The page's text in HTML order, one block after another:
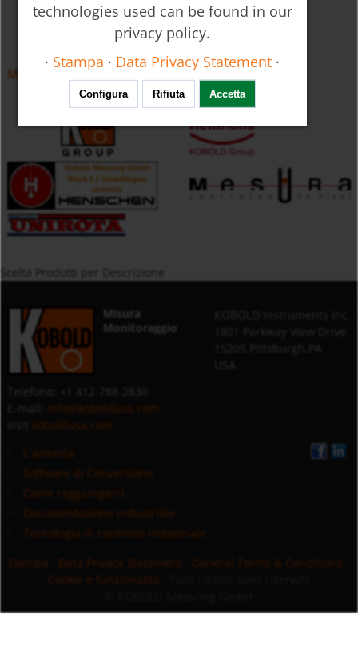
Misuratore di livello NMC
Misura
Monitoraggio
info@koboldusa.com
koboldusa.com
L`azienda
Software di Conversione
Come raggiungerci
Documentazione industriale
Tecnologia di controllo industriale
Stampa
Data Privacy Statement General Terms & Conditions
Cookie e funzionalità
technologies used can be found in our
privacy policy.
· Stampa · Data Privacy Statement ·
Configura Rifiuta Accetta